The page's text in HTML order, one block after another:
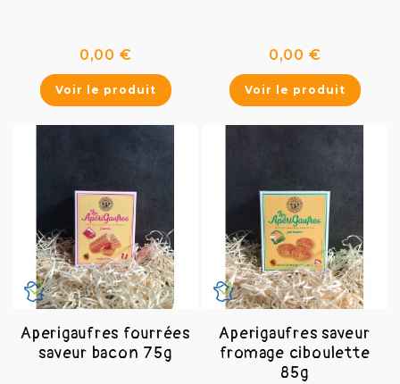
0,00 €Prix
Voir le produit
0,00 €Prix
Voir le produit
Aperigaufres fourrées
saveur bacon 75g
Aperigaufres saveur
fromage ciboulette
85g